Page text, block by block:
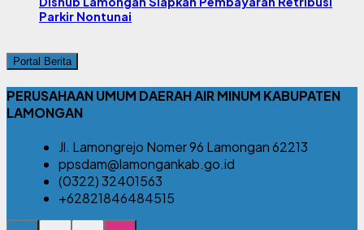
Parkir Nontunai
Portal Berita
PERUSAHAAN UMUM DAERAH AIR MINUM KABUPATEN
LAMONGAN
Jl. Lamongrejo Nomer 96 Lamongan 62213
ppsdam@lamongankab.go.id
(0322) 32401563
+62821846484515